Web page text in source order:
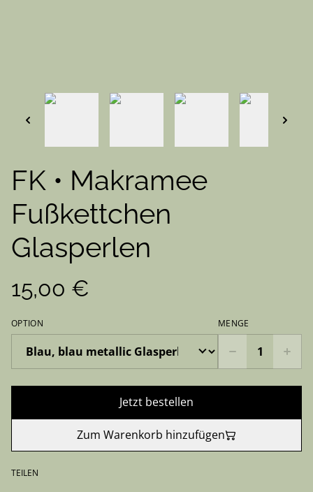
FK • Makramee
Fußkettchen
Glasperlen
15,00 €
OPTION MENGE
Jetzt bestellen
Zum Warenkorb hinzufügen
TEILEN